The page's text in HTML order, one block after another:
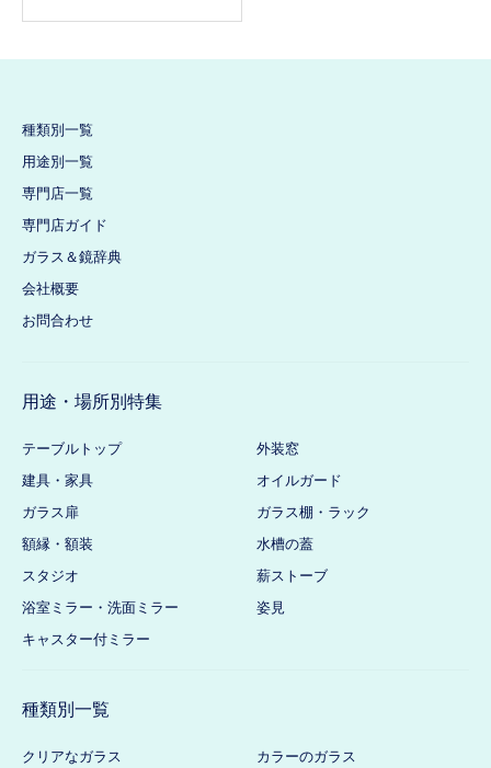
種類別一覧
用途別一覧
専門店一覧
専門店ガイド
ガラス＆鏡辞典
会社概要
お問合わせ
用途・場所別特集
テーブルトップ
外装窓
建具・家具
オイルガード
ガラス扉
ガラス棚・ラック
額縁・額装
水槽の蓋
スタジオ
薪ストーブ
浴室ミラー・洗面ミラー
姿見
キャスター付ミラー
種類別一覧
クリアなガラス
カラーのガラス